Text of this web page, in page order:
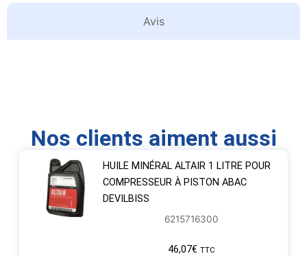
Avis
Nos clients aiment aussi
HUILE MINÉRAL ALTAIR 1 LITRE POUR
COMPRESSEUR À PISTON ABAC
DEVILBISS
6215716300
46,07€ TTC